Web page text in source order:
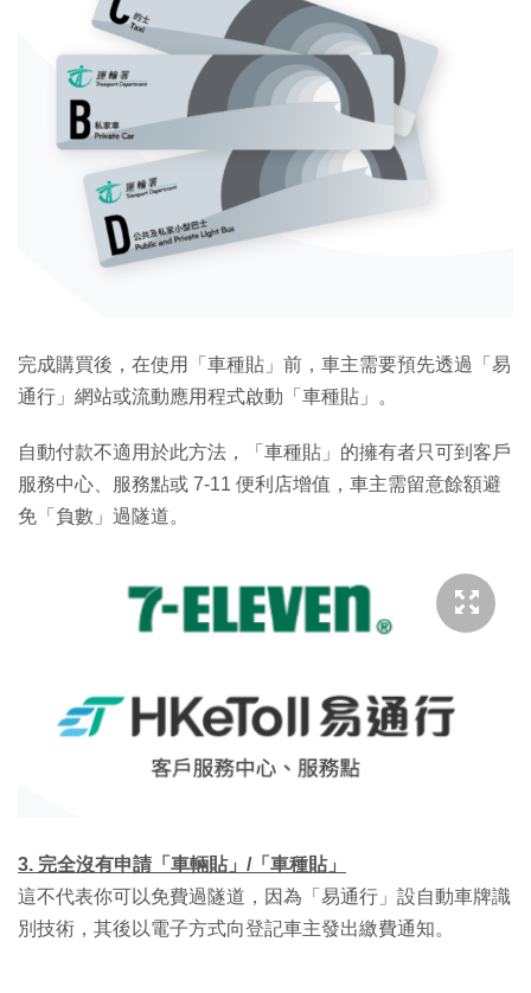
完成購買後，在使用「車種貼」前，車主需要預先透過「易
通行」網站或流動應用程式啟動「車種貼」。
自動付款不適用於此方法，「車種貼」的擁有者只可到客戶
服務中心、服務點或 7-11 便利店增值，車主需留意餘額避
免「負數」過隧道。
3. 完全沒有申請「車輛貼」/「車種貼」
這不代表你可以免費過隧道，因為「易通行」設自動車牌識
別技術，其後以電子方式向登記車主發出繳費通知。